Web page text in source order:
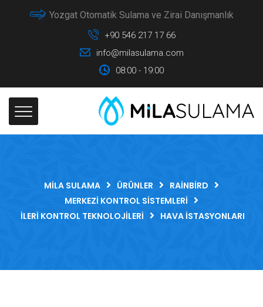
Yozgat Otomatik Sulama ve Zirai Danışmanlık
+90 546 217 17 66
info@milasulama.com
08:00 - 19:00
MILA SULAMA ÜRÜNLER
RAINBIRD
MERKEZI KONTROL SISTEMLERI
İLERI KONTROL TEKNOLOJILERI
HAVA İSTASYONLARI